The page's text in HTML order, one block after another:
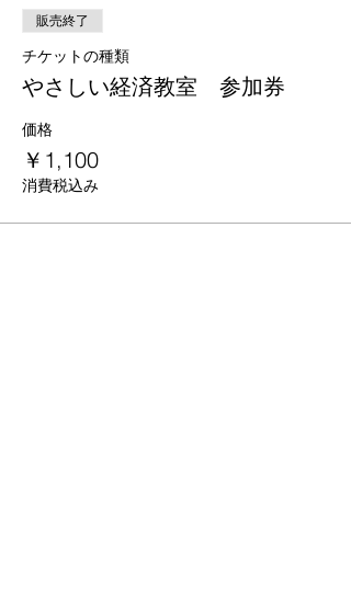
販売終了
チケットの種類
やさしい経済教室 参加券
価格
￥1,100
消費税込み